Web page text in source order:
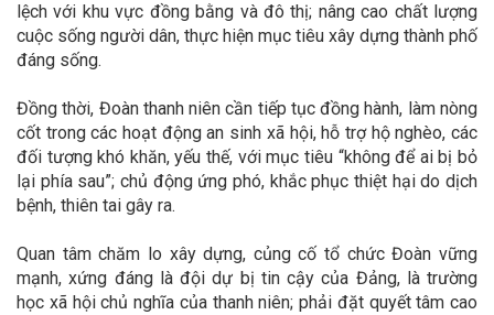
lệch với khu vực đồng bằng và đô thị; nâng cao chất lượng
cuộc sống người dân, thực hiện mục tiêu xây dựng thành phố
đáng sống.
Đồng thời, Đoàn thanh niên cần tiếp tục đồng hành, làm nòng
cốt trong các hoạt động an sinh xã hội, hỗ trợ hộ nghèo, các
đối tượng khó khăn, yếu thế, với mục tiêu “không để ai bị bỏ
lại phía sau”; chủ động ứng phó, khắc phục thiệt hại do dịch
bệnh, thiên tai gây ra.
Quan tâm chăm lo xây dựng, củng cố tổ chức Đoàn vững
mạnh, xứng đáng là đội dự bị tin cậy của Đảng, là trường
học xã hội chủ nghĩa của thanh niên; phải đặt quyết tâm cao